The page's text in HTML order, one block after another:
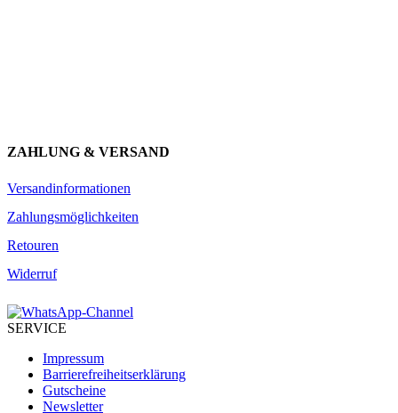
ZAHLUNG & VERSAND
Versandinformationen
Zahlungsmöglichkeiten
Retouren
Widerruf
SERVICE
Impressum
Barrierefreiheitserklärung
Gutscheine
Newsletter